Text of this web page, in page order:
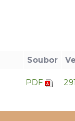
Soubor
PDF